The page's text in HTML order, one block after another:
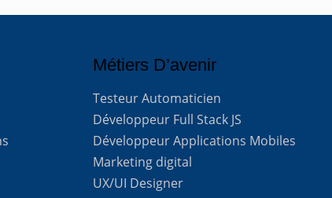
Métiers D’avenir
Testeur Automaticien
Développeur Full Stack JS
Développeur Applications Mobiles
Marketing digital
UX/UI Designer